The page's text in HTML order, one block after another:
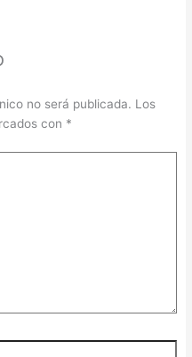
no será publicada. Los
con *